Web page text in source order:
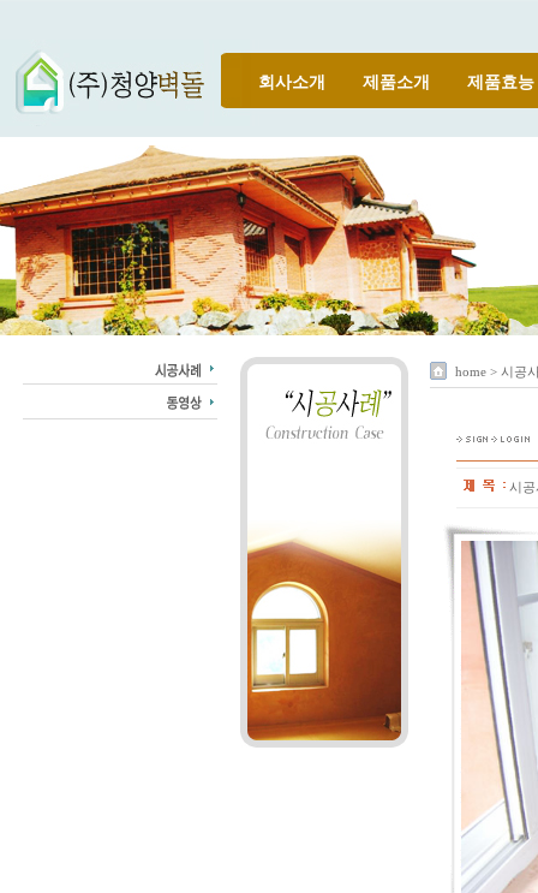
회사소개 제품소개 제품효능
home > 시공
시공